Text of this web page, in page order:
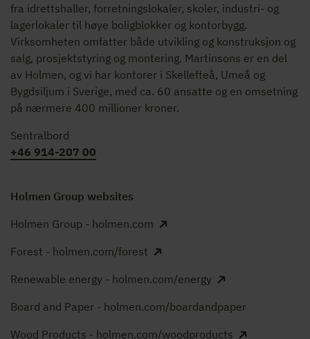
fra idrettshaller, forretningslokaler, skoler, industri- og
lagerlokaler til høye boligblokker og kontorbygg.
Virksomheten omfatter både utvikling og konstruksjon og
salg, prosjektstyring og montering. Martinsons er en del
av Holmen, og vi har kontorer i Skellefteå, Umeå og
Bygdsiljum i Sverige, med ca. 60 ansatte og en omsetning
på nærmere 400 millioner kroner.
Sentralbord
+46 914-207 00
Holmen Group websites
Holmen Group - holmen.com
Forest - holmen.com/forest
Renewable energy - holmen.com/energy
Board and Paper - holmen.com/boardandpaper
Wood Products - holmen.com/woodproducts